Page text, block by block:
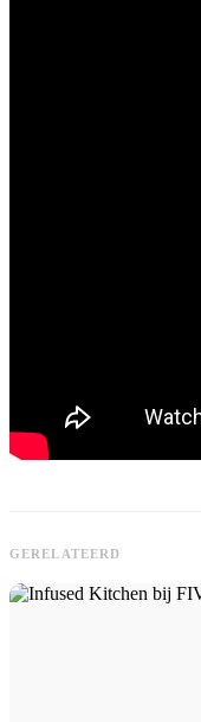
GERELATEERD